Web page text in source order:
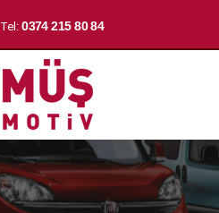
Tel:0374 215 80 84